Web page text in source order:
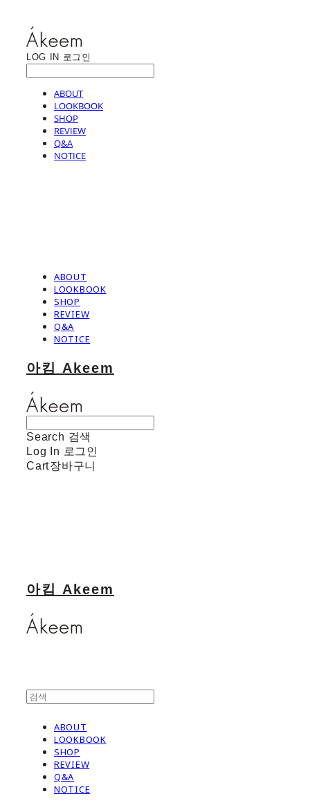
LOG IN 로그인
ABOUT
LOOKBOOK
SHOP
REVIEW
Q&A
NOTICE
ABOUT
LOOKBOOK
SHOP
REVIEW
Q&A
NOTICE
아킴 Akeem
Search 검색
Log In 로그인
Cart장바구니
아킴 Akeem
ABOUT
LOOKBOOK
SHOP
REVIEW
Q&A
NOTICE